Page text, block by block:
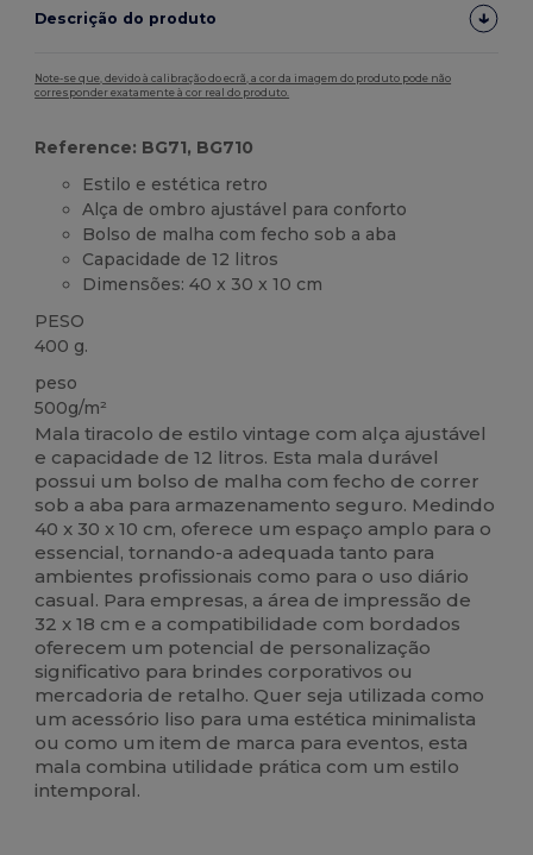
Descrição do produto
Note-se que, devido à calibração do ecrã, a cor da imagem do produto pode não
corresponder exatamente à cor real do produto.
Reference: BG71, BG710
Estilo e estética retro
Alça de ombro ajustável para conforto
Bolso de malha com fecho sob a aba
Capacidade de 12 litros
Dimensões: 40 x 30 x 10 cm
PESO
400 g.
peso
500g/m²
Mala tiracolo de estilo vintage com alça ajustável
e capacidade de 12 litros. Esta mala durável
possui um bolso de malha com fecho de correr
sob a aba para armazenamento seguro. Medindo
40 x 30 x 10 cm, oferece um espaço amplo para o
essencial, tornando-a adequada tanto para
ambientes profissionais como para o uso diário
casual. Para empresas, a área de impressão de
32 x 18 cm e a compatibilidade com bordados
oferecem um potencial de personalização
significativo para brindes corporativos ou
mercadoria de retalho. Quer seja utilizada como
um acessório liso para uma estética minimalista
ou como um item de marca para eventos, esta
mala combina utilidade prática com um estilo
intemporal.